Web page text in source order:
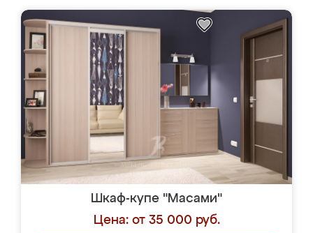
Шкаф-купе "Масами"
Цена: от 35 000 руб.